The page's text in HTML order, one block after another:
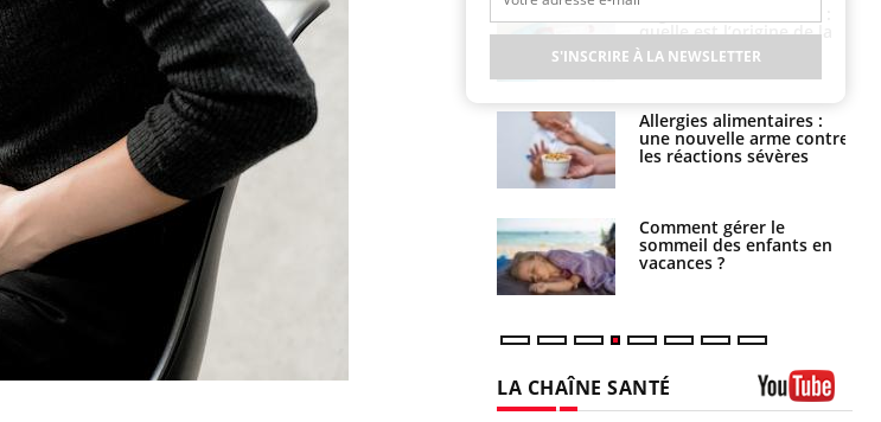
pourrait-il
du
moins
pourrait
être bénéfique
et chaleur : ce
science
Le smartphone nuit-il à
l'apprentissage de la
lecture ?
Mordue par une tique en
vacances, elle reste dans
le coma pendant 42 jours
quelle est l’origine de la
contamination ?
Allergies alimentaires :
une nouvelle arme contre
les réactions sévères
Comment gérer le
sommeil des enfants en
vacances ?
LA CHAÎNE SANTÉ
S'INSCRIRE À LA NEWSLETTER